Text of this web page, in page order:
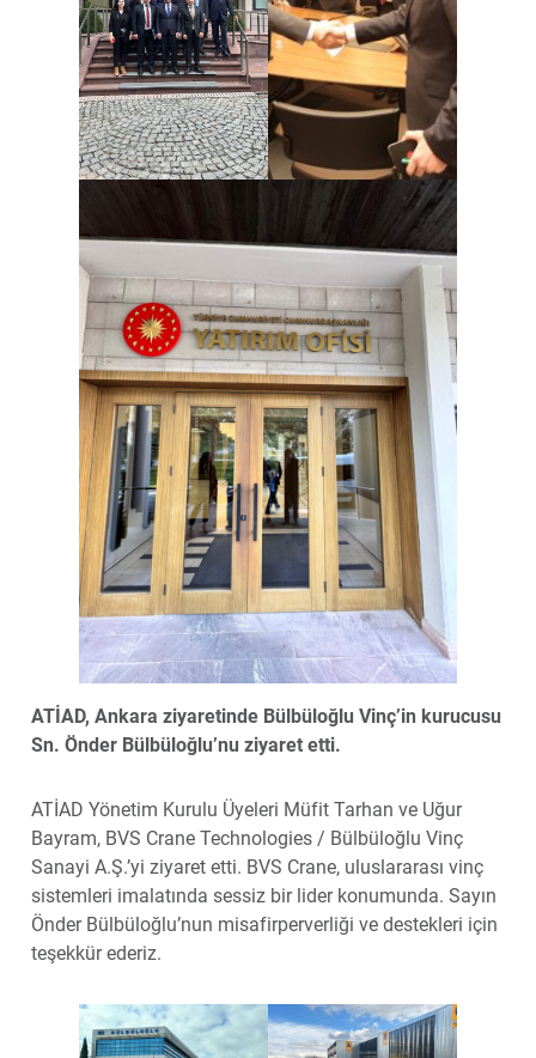
ATİAD, Ankara ziyaretinde Bülbüloğlu Vinç’in kurucusu
Sn. Önder Bülbüloğlu’nu ziyaret etti.
ATİAD Yönetim Kurulu Üyeleri Müfit Tarhan ve Uğur
Bayram, BVS Crane Technologies / Bülbüloğlu Vinç
Sanayi A.Ş.’yi ziyaret etti. BVS Crane, uluslararası vinç
sistemleri imalatında sessiz bir lider konumunda. Sayın
Önder Bülbüloğlu’nun misafirperverliği ve destekleri için
teşekkür ederiz.